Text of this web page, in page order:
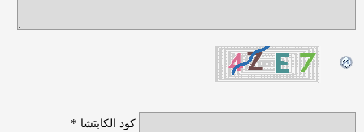
كود الكابتشا *